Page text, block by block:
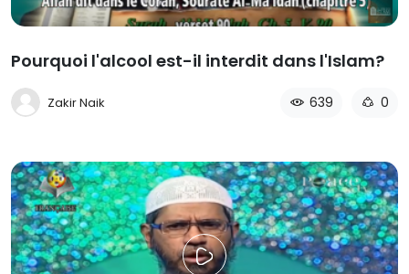
Pourquoi l'alcool est-il interdit dans l'Islam?
Zakir Naik 639 0